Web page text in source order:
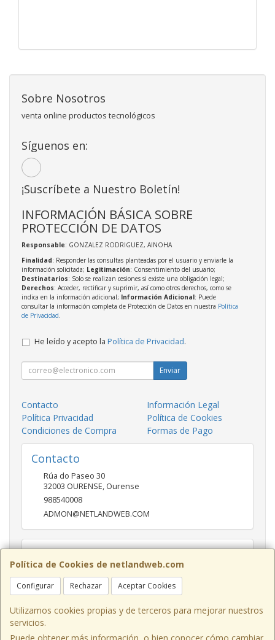
Política de Cookies de netlandweb.com
Configurar Rechazar Aceptar Cookies
Utilizamos cookies propias y de terceros para mejorar nuestros
servicios.
Sobre Nosotros
venta online productos tecnológicos
Síguenos en:
¡Suscríbete a Nuestro Boletín!
INFORMACIÓN BÁSICA SOBRE
PROTECCIÓN DE DATOS
Responsable: GONZALEZ RODRIGUEZ, AINOHA
Finalidad: Responder las consultas planteadas por el usuario y enviarle la
información solicitada; Legitimación: Consentimiento del usuario;
Destinatarios: Solo se realizan cesiones si existe una obligación legal;
Derechos: Acceder, rectificar y suprimir, así como otros derechos, como se
indica en la información adicional; Información Adicional: Puede
consultar la información completa de Protección de Datos en nuestra Política
de Privacidad
He leído y acepto la Política de Privacidad.
Enviar
Contacto
Información Legal
Política Privacidad
Política de Cookies
Condiciones de Compra
Formas de Pago
Contacto
Rúa do Paseo 30
32003 OURENSE, Ourense
988540008
ADMON@NETLANDWEB.COM
Horario